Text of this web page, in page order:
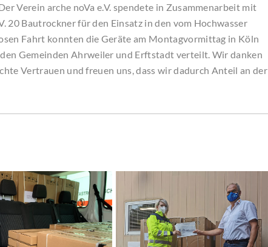
Verein arche noVa e.V. spendete in Zusammenarbeit mit
20 Bautrockner für den Einsatz in den vom Hochwasser
Fahrt konnten die Geräte am Montagvormittag in Köln
Gemeinden Ahrweiler und Erftstadt verteilt. Wir danken
Vertrauen und freuen uns, dass wir dadurch Anteil an der